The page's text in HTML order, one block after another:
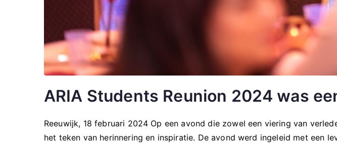
ARIA Students Reunion 2024 was
Reeuwijk, 18 februari 2024 Op een avond die zowel een viering van
het teken van herinnering en inspiratie. De avond werd ingeleid met een